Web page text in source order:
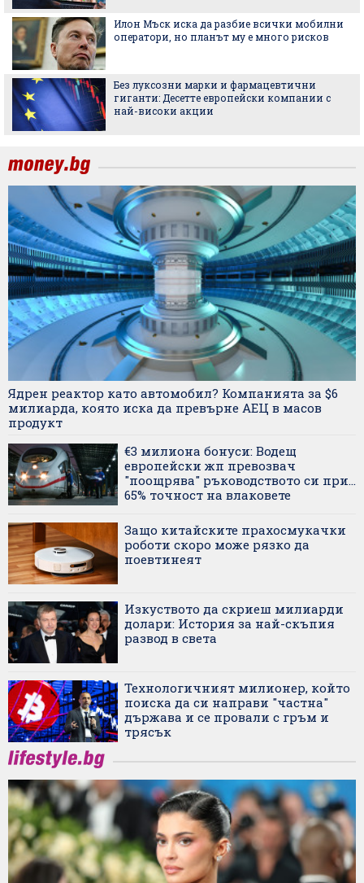
Илон Мъск иска да разбие всички мобилни
оператори, но планът му е много рисков
Без луксозни марки и фармацевтични
гиганти: Десетте европейски компании с
най-високи акции
Ядрен реактор като автомобил? Компанията за $6
милиарда, която иска да превърне АЕЦ в масов
продукт
€3 милиона бонуси: Водещ
европейски жп превозвач
"поощрява" ръководството си при...
65% точност на влаковете
Защо китайските прахосмукачки
роботи скоро може рязко да
поевтинеят
Изкуството да скриеш милиарди
долари: История за най-скъпия
развод в света
Технологичният милионер, който
поиска да си направи "частна"
държава и се провали с гръм и
трясък